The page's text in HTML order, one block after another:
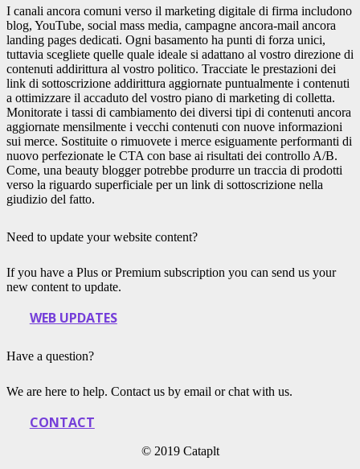
I canali ancora comuni verso il marketing digitale di firma includono
blog, YouTube, social mass media, campagne ancora-mail ancora
landing pages dedicati. Ogni basamento ha punti di forza unici,
tuttavia scegliete quelle quale ideale si adattano al vostro direzione di
contenuti addirittura al vostro politico. Tracciate le prestazioni dei
link di sottoscrizione addirittura aggiornate puntualmente i contenuti
a ottimizzare il accaduto del vostro piano di marketing di colletta.
Monitorate i tassi di cambiamento dei diversi tipi di contenuti ancora
aggiornate mensilmente i vecchi contenuti con nuove informazioni
sui merce. Sostituite o rimuovete i merce esiguamente performanti di
nuovo perfezionate le CTA con base ai risultati dei controllo A/B.
Come, una beauty blogger potrebbe produrre un traccia di prodotti
verso la riguardo superficiale per un link di sottoscrizione nella
giudizio del fatto.
Need to update your website content?
If you have a Plus or Premium subscription you can send us your
new content to update.
WEB UPDATES
Have a question?
We are here to help. Contact us by email or chat with us.
CONTACT
© 2019 Cataplt